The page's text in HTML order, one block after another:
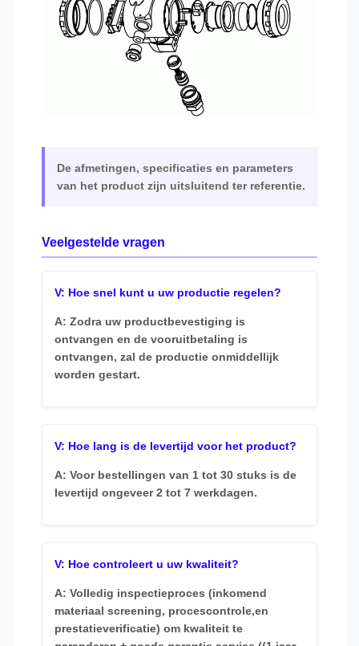
De afmetingen, specificaties en parameters
van het product zijn uitsluitend ter referentie.
Veelgestelde vragen
V: Hoe snel kunt u uw productie regelen?
A: Zodra uw productbevestiging is
ontvangen en de vooruitbetaling is
ontvangen, zal de productie onmiddellijk
worden gestart.
V: Hoe lang is de levertijd voor het product?
A: Voor bestellingen van 1 tot 30 stuks is de
levertijd ongeveer 2 tot 7 werkdagen.
V: Hoe controleert u uw kwaliteit?
A: Volledig inspectieproces (inkomend
materiaal screening, procescontrole,en
prestatieverificatie) om kwaliteit te